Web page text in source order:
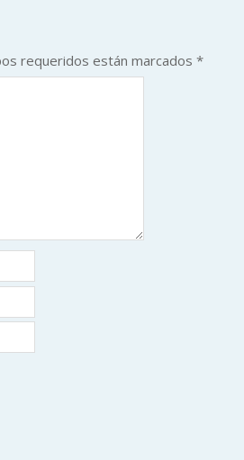
requeridos están marcados *